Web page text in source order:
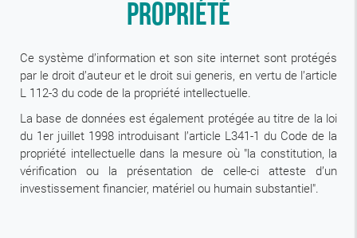
Propriété
Ce système d’information et son site internet sont protégés
par le droit d’auteur et le droit sui generis, en vertu de l’article
L 112-3 du code de la propriété intellectuelle.
La base de données est également protégée au titre de la loi
du 1er juillet 1998 introduisant l’article L341-1 du Code de la
propriété intellectuelle dans la mesure où "la constitution, la
vérification ou la présentation de celle-ci atteste d’un
investissement financier, matériel ou humain substantiel".